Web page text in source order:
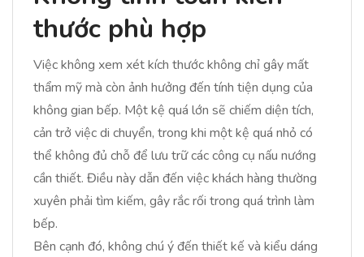
thước phù hợp
Việc không xem xét kích thước không chỉ gây mất
thẩm mỹ mà còn ảnh hưởng đến tính tiện dụng của
không gian bếp. Một kệ quá lớn sẽ chiếm diện tích,
cản trở việc di chuyển, trong khi một kệ quá nhỏ có
thể không đủ chỗ để lưu trữ các công cụ nấu nướng
cần thiết. Điều này dẫn đến việc khách hàng thường
xuyên phải tìm kiếm, gây rắc rối trong quá trình làm
bếp.
Bên cạnh đó, không chú ý đến thiết kế và kiểu dáng